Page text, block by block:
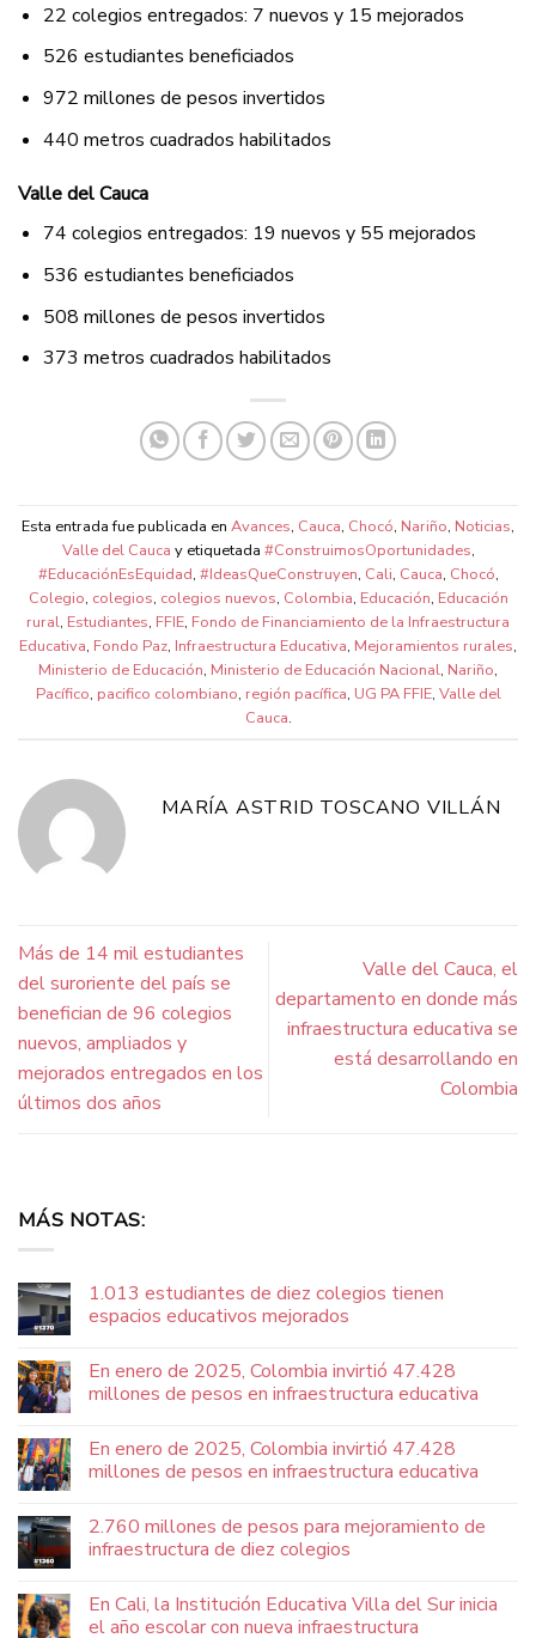
22 colegios entregados: 7 nuevos y 15 mejorados
526 estudiantes beneficiados
972 millones de pesos invertidos
440 metros cuadrados habilitados
Valle del Cauca
74 colegios entregados: 19 nuevos y 55 mejorados
536 estudiantes beneficiados
508 millones de pesos invertidos
373 metros cuadrados habilitados
Esta entrada fue publicada en Avances, Cauca, Chocó, Nariño, Noticias,
Valle del Cauca y etiquetada #ConstruimosOportunidades,
#EducaciónEsEquidad, #IdeasQueConstruyen, Cali, Cauca, Chocó,
Colegio, colegios, colegios nuevos, Colombia, Educación, Educación
rural, Estudiantes, FFIE, Fondo de Financiamiento de la Infraestructura
Educativa, Fondo Paz, Infraestructura Educativa, Mejoramientos rurales,
Ministerio de Educación, Ministerio de Educación Nacional, Nariño,
Pacífico, pacifico colombiano, región pacífica, UG PA FFIE, Valle del
Cauca.
MARÍA ASTRID TOSCANO VILLÁN
Más de 14 mil estudiantes
del suroriente del país se
benefician de 96 colegios
nuevos, ampliados y
mejorados entregados en los
últimos dos años
Valle del Cauca, el
departamento en donde más
infraestructura educativa se
está desarrollando en
Colombia
MÁS NOTAS:
1.013 estudiantes de diez colegios tienen
espacios educativos mejorados
En enero de 2025, Colombia invirtió 47.428
millones de pesos en infraestructura educativa
En enero de 2025, Colombia invirtió 47.428
millones de pesos en infraestructura educativa
2.760 millones de pesos para mejoramiento de
infraestructura de diez colegios
En Cali, la Institución Educativa Villa del Sur inicia
el año escolar con nueva infraestructura